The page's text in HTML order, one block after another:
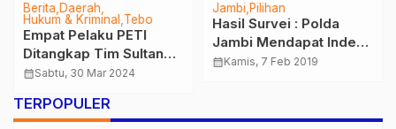
Berita Daerah
Hukum & Kriminal Tebo
Empat Pelaku PETI
Ditangkap Tim Sultan
Unit Tipidter Satreskrim
calendar_monthSabtu, 30 Mar 2024
Jambi Pilihan
Hasil Survei : Polda
Jambi Mendapat Indeks
Kepercayaan
calendar_monthKamis, 7 Feb 2019
TERPOPULER